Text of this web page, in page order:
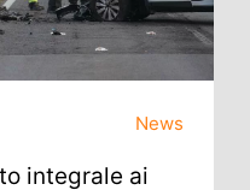
News
integrale ai